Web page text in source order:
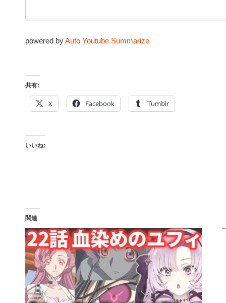
powered byAuto Youtube Summarize
共有:
X Facebook Tumblr
いいね:
関連